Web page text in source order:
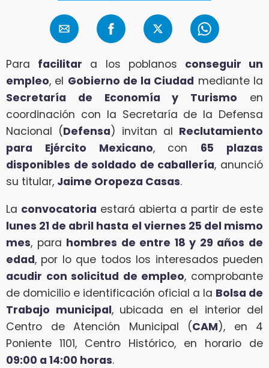
Para facilitar a los poblanos conseguir un
empleo, el Gobierno de la Ciudad mediante la
Secretaría de Economía y Turismo en
coordinación con la Secretaría de la Defensa
Nacional (Defensa) invitan al Reclutamiento
para Ejército Mexicano, con 65 plazas
disponibles de soldado de caballería, anunció
su titular, Jaime Oropeza Casas.
La convocatoria estará abierta a partir de este
lunes 21 de abril hasta el viernes 25 del mismo
mes, para hombres de entre 18 y 29 años de
edad, por lo que todos los interesados pueden
acudir con solicitud de empleo, comprobante
de domicilio e identificación oficial a la Bolsa de
Trabajo municipal, ubicada en el interior del
Centro de Atención Municipal (CAM), en 4
Poniente 1101, Centro Histórico, en horario de
09:00 a 14:00 horas.